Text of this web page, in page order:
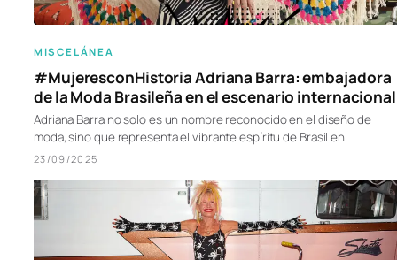
MISCELÁNEA
#MujeresconHistoria Adriana Barra: embajadora
de la Moda Brasileña en el escenario internacional
Adriana Barra no solo es un nombre reconocido en el diseño de
moda, sino que representa el vibrante espíritu de Brasil en…
23/09/2025